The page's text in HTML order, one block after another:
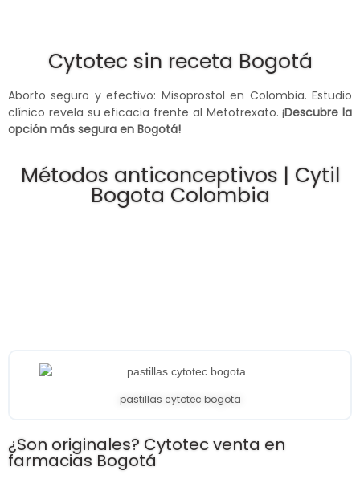
Cytotec sin receta Bogotá
Aborto seguro y efectivo: Misoprostol en Colombia. Estudio
clínico revela su eficacia frente al Metotrexato.¡Descubre la
opción más segura en Bogotá!
Métodos anticonceptivos | Cytil
Bogota Colombia
pastillas cytotec bogota
¿Son originales? Cytotec venta en
farmacias Bogotá